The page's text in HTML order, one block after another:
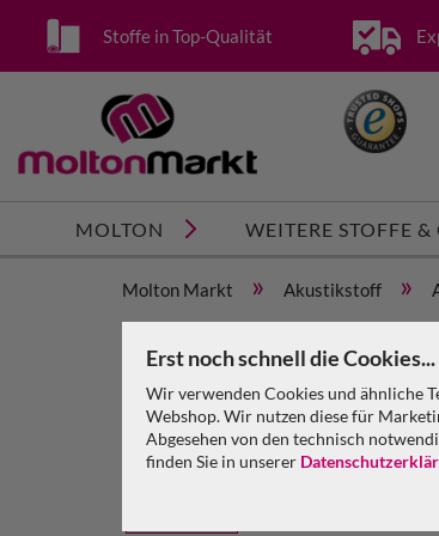
Erst noch schnell die Cookies...
Wir verwenden Cookies und ähnliche
Webshop. Wir nutzen diese für
Abgesehen von den technisch
finden Sie in unserer
Stoffe in Top-Qualität
MOLTON WEITERE STOFFE &
Molton Markt » Akustikstoff »